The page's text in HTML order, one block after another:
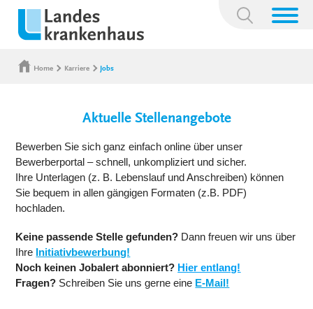
Suchbegriff:
Home Karriere Jobs
Aktuelle Stellenangebote
Bewerben Sie sich ganz einfach online über unser
Bewerberportal – schnell, unkompliziert und sicher.
Ihre Unterlagen (z. B. Lebenslauf und Anschreiben) können
Sie bequem in allen gängigen Formaten (z.B. PDF)
hochladen.
Keine passende Stelle gefunden? Dann freuen wir uns über
Ihre Initiativbewerbung!
Noch keinen Jobalert abonniert? Hier entlang!
Fragen? Schreiben Sie uns gerne eine E-Mail!